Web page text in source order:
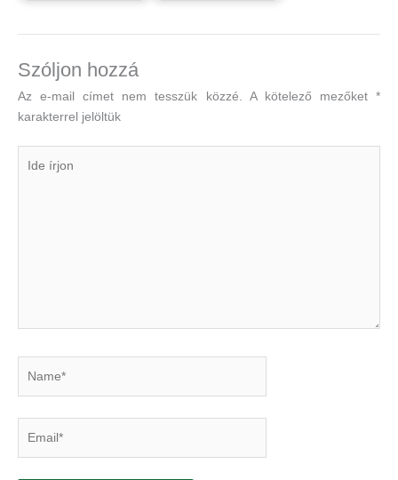
Szóljon hozzá
Az e-mail címet nem tesszük közzé. A kötelező mezőket*
karakterrel jelöltük